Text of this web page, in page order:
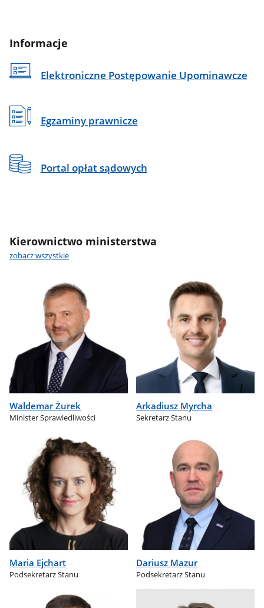
Informacje
Elektroniczne Postępowanie Upominawcze
Egzaminy prawnicze
Portal opłat sądowych
Kierownictwo ministerstwa
zobacz wszystkie
Waldemar Żurek
Minister Sprawiedliwości
Arkadiusz Myrcha
Sekretarz Stanu
Maria Ejchart
Podsekretarz Stanu
Dariusz Mazur
Podsekretarz Stanu